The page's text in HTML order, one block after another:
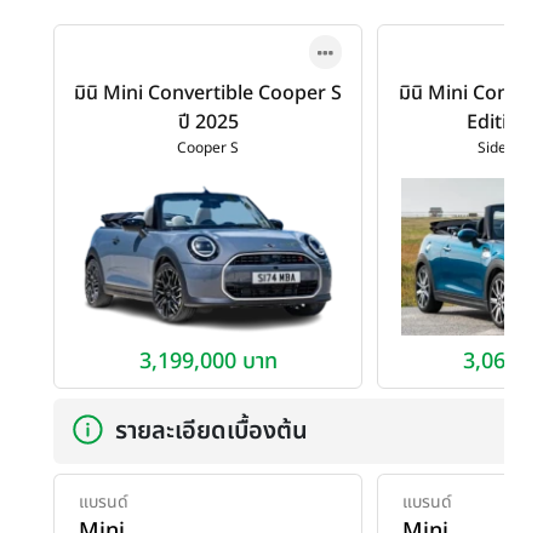
มินิ Mini Convertible Cooper S
ปี 2025
Cooper S
3,199,000 บาท
มินิ Mini
Edition
Sidewalk
รายละเอียดเบื้องต้น
แบรนด์ แบรนด์